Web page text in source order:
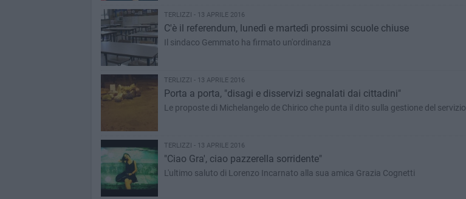
TERLIZZI - 13 APRILE 2016
C'è il referendum, lunedì e martedì prossimi scuole chiuse
Il sindaco Gemmato ha firmato un'ordinanza
TERLIZZI - 13 APRILE 2016
Porta a porta, "disagi e disservizi segnalati dai cittadini"
Le proposte di Michelangelo de Chirico che punta il dito sulla gestione del servizio
TERLIZZI - 13 APRILE 2016
"Ciao Gra', ciao pazzerella sorridente"
L'ultimo saluto di Lorenzo Incarnato alla sua amica Grazia Cognetti